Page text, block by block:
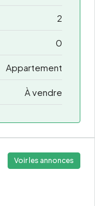
2
0
Appartement
À vendre
Voir les annonces